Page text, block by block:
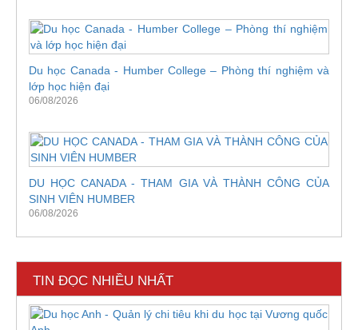
Du học Canada - Humber College – Phòng thí nghiệm và
lớp học hiện đại
06/08/2026
DU HỌC CANADA - THAM GIA VÀ THÀNH CÔNG CỦA
SINH VIÊN HUMBER
06/08/2026
TIN ĐỌC NHIỀU NHẤT